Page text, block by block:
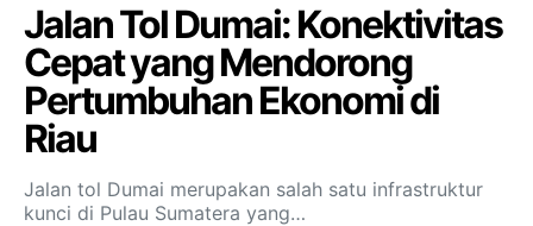
Jalan Tol Dumai: Konektivitas
Cepat yang Mendorong
Pertumbuhan Ekonomi di
Riau
Jalan tol Dumai merupakan salah satu infrastruktur
kunci di Pulau Sumatera yang…